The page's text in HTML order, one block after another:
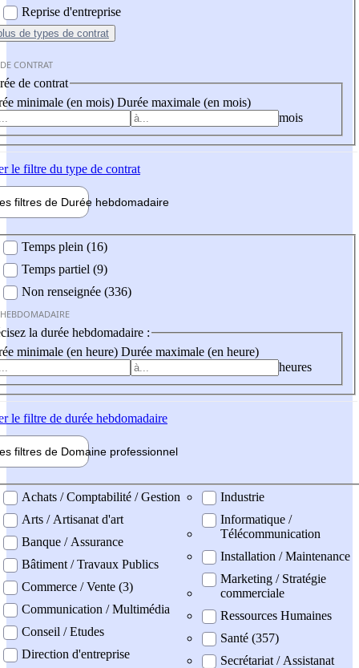
Reprise d'entreprise
de types de contrat
CONTRAT
de contrat
minimale (en mois) Durée maximale (en mois)
mois
le filtre du type de contrat
filtres de Durée hebdomadaire
Temps plein (16)
Temps partiel (9)
Non renseignée (336)
la durée hebdomadaire :
minimale (en heure) Durée maximale (en heure)
heures
le filtre de durée hebdomadaire
filtres de Domaine professionnel
professionel
Achats / Comptabilité / Gestion
Arts / Artisanat d'art
Banque / Assurance
Bâtiment / Travaux Publics
Commerce / Vente (3)
Communication / Multimédia
Conseil / Etudes
Direction d'entreprise
Industrie
Informatique /
Télécommunication
Installation / Maintenance
Marketing / Stratégie
commerciale
Ressources Humaines
Santé (357)
Secrétariat / Assistanat